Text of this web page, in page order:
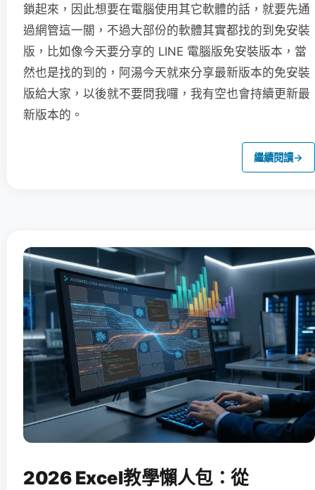
鎖起來，因此想要在電腦使用其它軟體的話，就要先通
過網管這一關，不過大部份的軟體其實都找的到免安裝
版，比如像今天要分享的 LINE 電腦版免安裝版本，當
然也是找的到的，阿湯今天就來分享最新版本的免安裝
版給大家，以後就不要問我囉，我有空也會持續更新最
新版本的。
繼續閱讀→
2026 Excel教學懶人包：從